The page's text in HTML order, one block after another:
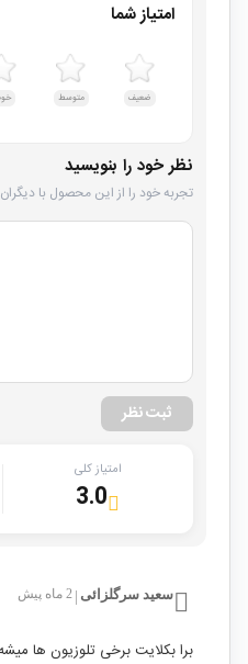
امتیاز شما
ضعیف متوسط
نظر خود را بنویسید
تجربه خود را از این محصول با
ثبت نظر
امتیاز کلی
3.0
سعید سرگلزائی 2 ماه پیش
برا بکلایت برخی تلوزیون ها